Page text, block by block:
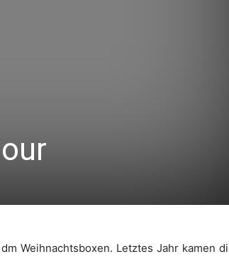
Weihnachtsboxen. Letztes Jahr kamen